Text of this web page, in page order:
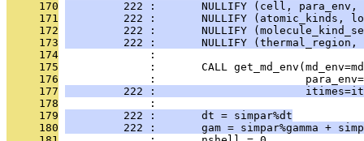
     170
222 :       NULLIFY (cell, para_env,
     171
222 :       NULLIFY (atomic_kinds,
     172
222 :       NULLIFY
     173
222 :       NULLIFY (thermal_region,
     174
              :
     175
:       CALL
     176
:
     177
222 :
     178
              :
     179
         222 :       dt = simpar%dt
     180
222 :       gam = simpar%gamma +